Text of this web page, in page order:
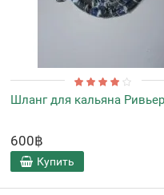
Шланг для кальяна
600฿
Купить